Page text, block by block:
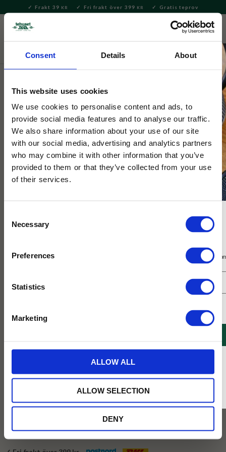
Consent Details About
This website uses cookies
We use cookies to personalise content and ads, to
provide social media features and to analyse our traffic.
We also share information about your use of our site
with our social media, advertising and analytics partners
who may combine it with other information that you’ve
provided to them or that they’ve collected from your use
of their services.
Selection
Necessary
Preferences
Statistics
Marketing
ALLOW ALL
ALLOW SELECTION
DENY
Meny
Frakt 39 KR Fri frakt över 399 KR Gratis teprov
Hem & Inredningsdetaljer
Mumin
Tygkasse Lilla My
Svart tygkasse med motiv på en arg Lilla My. Kasse i kraftig
bomull och rymlig basic modell. Perfekt för vardag, shopping
och utflykter.
229
Lägg till i favoriter
BEVAKA
Tillfälligt slut online
Få 10% rabatt på ditt första köp på nätet och ta del av erbjudanden året
* Rabatten gäller endast online på Tehusetjava.se. Rabatten fungerar endast på